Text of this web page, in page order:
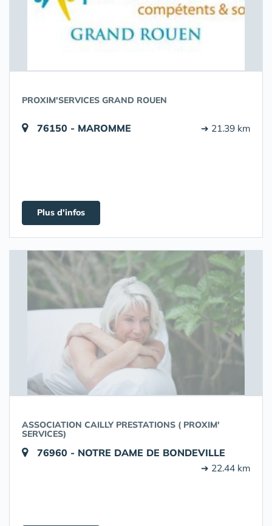
PROXIM'SERVICES GRAND ROUEN
76150 - MAROMME ➔ 21.39 km
Plus d'infos
ASSOCIATION CAILLY PRESTATIONS ( PROXIM'
SERVICES)
76960 - NOTRE DAME DE BONDEVILLE
➔ 22.44 km